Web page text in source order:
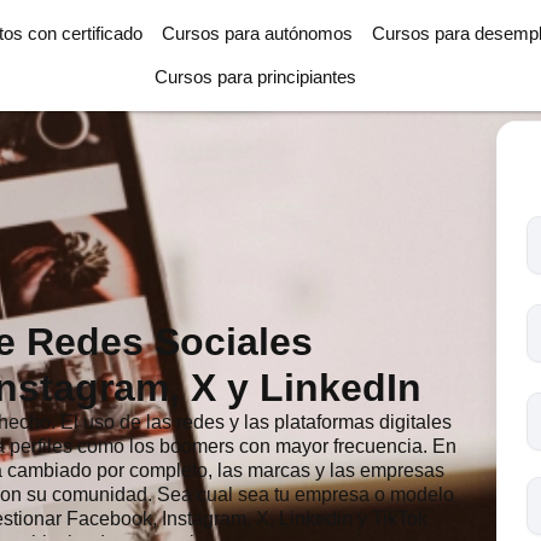
con certificado Cursos para autónomos Cursos para
Cursos para principiantes
Redes Sociales
X y LinkedIn
El uso de las redes y las plataformas digitales
como los boomers con mayor frecuencia. En
por completo, las marcas y las empresas
su comunidad. Sea cual sea tu empresa o modelo
Facebook, Instagram, X, Linkedin y TikTok